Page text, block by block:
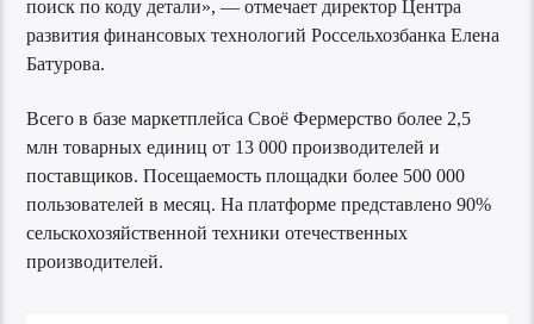
поиск по коду детали», — отмечает директор Центра
развития финансовых технологий Россельхозбанка Елена
Батурова.
Всего в базе маркетплейса Своё Фермерство более 2,5
млн товарных единиц от 13 000 производителей и
поставщиков. Посещаемость площадки более 500 000
пользователей в месяц. На платформе представлено 90%
сельскохозяйственной техники отечественных
производителей.